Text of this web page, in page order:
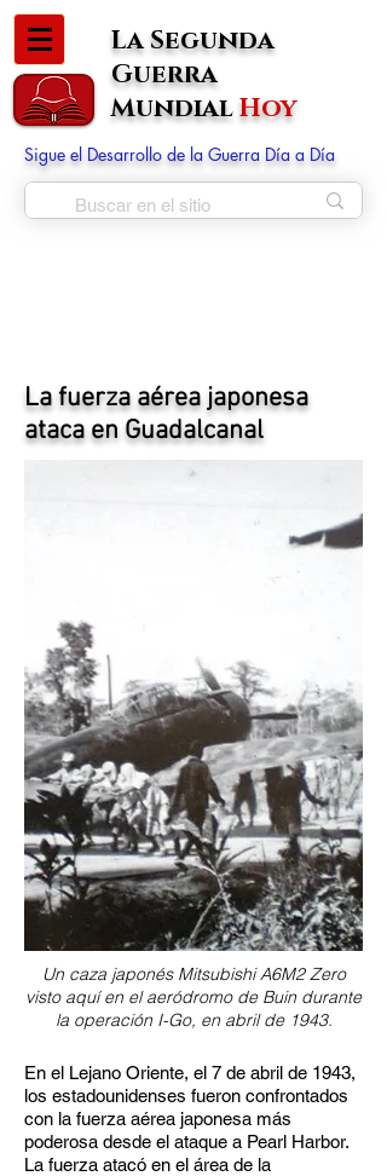
La Segunda
Guerra
MundialHoy
Sigue el Desarrollo de la Guerra Día a Día
La fuerza aérea japonesa
ataca en Guadalcanal
Un caza japonés Mitsubishi A6M2 Zero
visto aquí en el aeródromo de Buin durante
la operación I-Go, en abril de 1943.
En el Lejano Oriente, el 7 de abril de 1943,
los estadounidenses fueron confrontados
con la fuerza aérea japonesa más
poderosa desde el ataque a Pearl Harbor.
La fuerza atacó en el área de la